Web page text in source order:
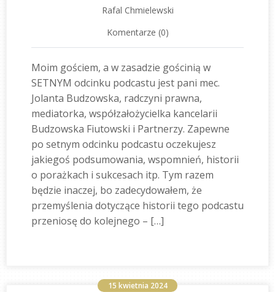
Rafal Chmielewski
Komentarze (0)
Moim gościem, a w zasadzie gościnią w
SETNYM odcinku podcastu jest pani mec.
Jolanta Budzowska, radczyni prawna,
mediatorka, współzałożycielka kancelarii
Budzowska Fiutowski i Partnerzy. Zapewne
po setnym odcinku podcastu oczekujesz
jakiegoś podsumowania, wspomnień, historii
o porażkach i sukcesach itp. Tym razem
będzie inaczej, bo zadecydowałem, że
przemyślenia dotyczące historii tego podcastu
przeniosę do kolejnego – […]
15 kwietnia 2024